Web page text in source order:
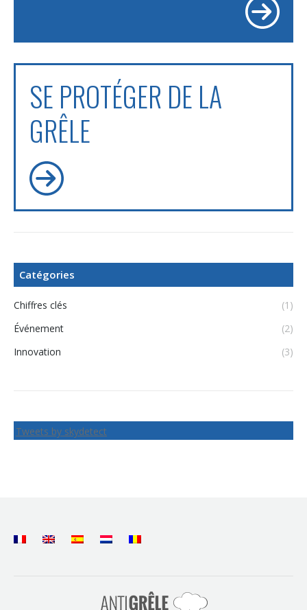
SE PROTÉGER DE LA
GRÊLE
Catégories
Chiffres clés
(1)
Événement
(2)
Innovation
(3)
Tweets by skydetect